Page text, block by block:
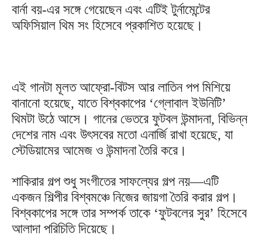
বার্না বয়-এর সঙ্গে গেয়েছেন এবং এটিই টুর্নামেন্টের
অফিসিয়াল থিম সং হিসেবে প্রকাশিত হয়েছে।
এই গানটা মূলত আফ্রো-বিটস আর লাতিন পপ মিশিয়ে
বানানো হয়েছে, যাতে বিশ্বকাপের ‘গ্লোবাল ইউনিটি’
থিমটা উঠে আসে। গানের ভেতরে ফুটবল উন্মাদনা, বিভিন্ন
দেশের নাম এবং উৎসবের মতো এনার্জি রাখা হয়েছে, যা
স্টেডিয়ামের আমেজ ও উন্মাদনা তৈরি করে।
শাকিরার গল্প শুধু সংগীতের সাফল্যের গল্প নয়—এটি
একজন শিল্পীর বিশ্বমঞ্চে নিজের জায়গা তৈরি করার গল্প।
বিশ্বকাপের সঙ্গে তার সম্পর্ক তাকে ‘ফুটবলের সুর’ হিসেবে
আলাদা পরিচিতি দিয়েছে।